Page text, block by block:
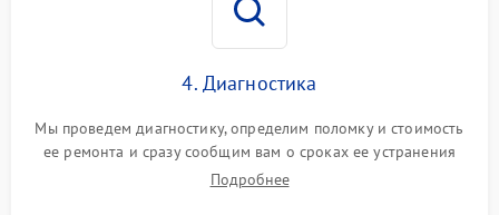
4. Диагностика
Мы проведем диагностику, определим поломку и стоимость
ее ремонта и сразу сообщим вам о сроках ее устранения
Подробнее